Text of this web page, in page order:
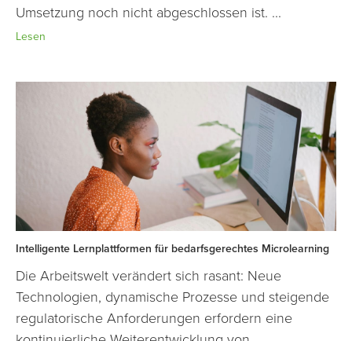
Umsetzung noch nicht abgeschlossen ist. ...
Lesen
Intelligente Lernplattformen für bedarfsgerechtes Microlearning
Die Arbeitswelt verändert sich rasant: Neue
Technologien, dynamische Prozesse und steigende
regulatorische Anforderungen erfordern eine